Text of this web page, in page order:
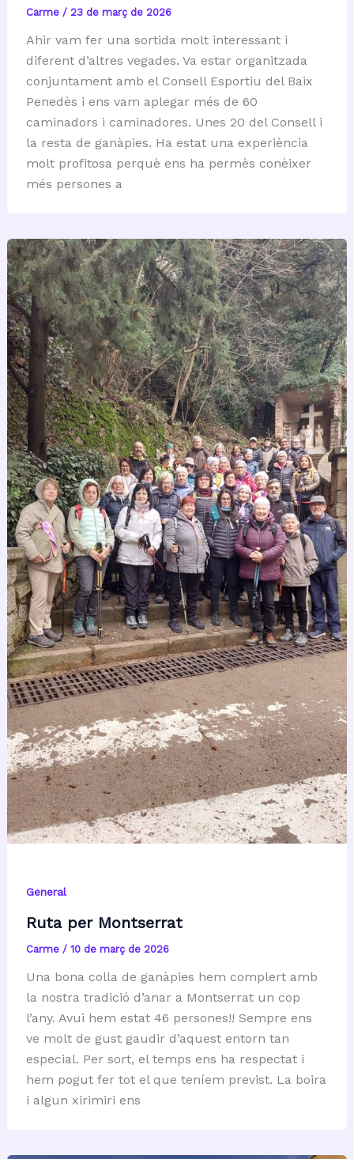
Carme / 23 de març de 2026
Ahir vam fer una sortida molt interessant i
diferent d’altres vegades. Va estar organitzada
conjuntament amb el Consell Esportiu del Baix
Penedès i ens vam aplegar més de 60
caminadors i caminadores. Unes 20 del Consell i
la resta de ganàpies. Ha estat una experiència
molt profitosa perquè ens ha permès conèixer
més persones a
General
Ruta per Montserrat
Carme / 10 de març de 2026
Una bona colla de ganàpies hem complert amb
la nostra tradició d’anar a Montserrat un cop
l’any. Avui hem estat 46 persones!! Sempre ens
ve molt de gust gaudir d’aquest entorn tan
especial. Per sort, el temps ens ha respectat i
hem pogut fer tot el que teníem previst. La boira
i algun xirimiri ens